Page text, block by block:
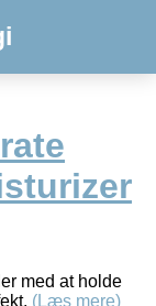
med at holde
(Læs mere)